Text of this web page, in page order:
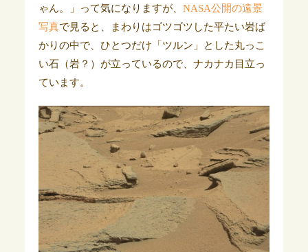
ゃん。」って気になりますが、 NASA公開の遠景
写真で見ると、まわりはゴツゴツした平たい岩ば
かりの中で、ひとつだけ「ツルン」とした丸っこ
い石（岩？）が立っているので、ナカナカ目立っ
ています。